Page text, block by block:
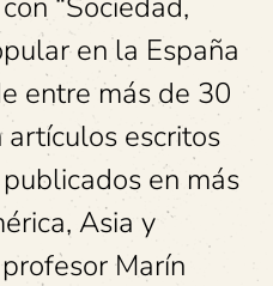
en la España
entre más de 30
artículos escritos
en más
Asia y
Marín